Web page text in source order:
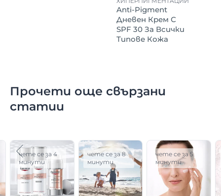
Anti-Pigment
Дневен Крем С
SPF 30 За Всички
Типове Кожа
Прочети още свързани
статии
чете се за 4
минути
чете се за 8
минути
чете се за 5
минути